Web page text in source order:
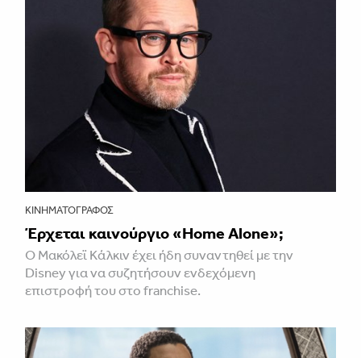
ΚΙΝΗΜΑΤΟΓΡΆΦΟΣ
Έρχεται καινούργιο «Home Alone»;
Ο Μακόλεϊ Κάλκιν έχει ήδη συναντηθεί με την
Disney για να συζητήσουν ενδεχόμενη
επιστροφή του στο franchise.